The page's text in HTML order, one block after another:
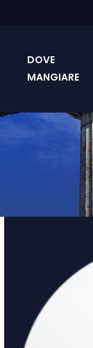
DOVE
MANGIARE